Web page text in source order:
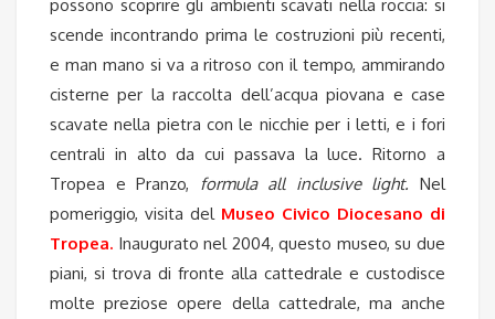
possono scoprire gli ambienti scavati nella roccia: si
scende incontrando prima le costruzioni più recenti,
e man mano si va a ritroso con il tempo, ammirando
cisterne per la raccolta dell’acqua piovana e case
scavate nella pietra con le nicchie per i letti, e i fori
centrali in alto da cui passava la luce. Ritorno a
Tropea e Pranzo, formula all inclusive light.Nel
pomeriggio, visita del Museo Civico Diocesano di
Tropea. Inaugurato nel 2004, questo museo, su due
piani, si trova di fronte alla cattedrale e custodisce
molte preziose opere della cattedrale, ma anche